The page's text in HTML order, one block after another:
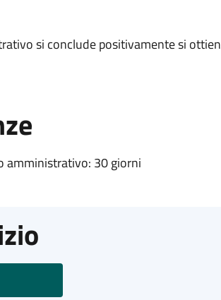
si conclude positivamente si
amministrativo: 30 giorni